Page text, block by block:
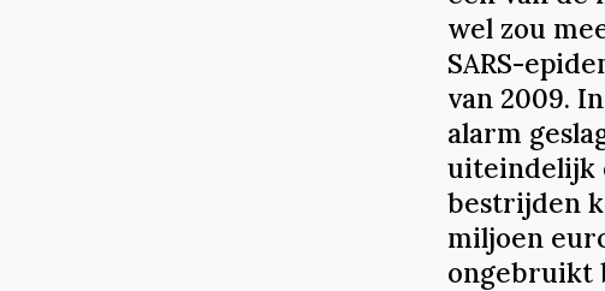
wel zou
SARS-
van 2009.
alarm
uiteindelijk
bestrijden
miljoen
ongebruikt